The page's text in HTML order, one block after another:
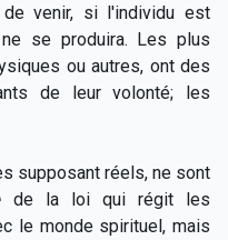
venir, si l'individu est
se produira. Les plus
ou autres, ont des
de leur volonté; les
supposant réels, ne sont
de la loi qui régit les
le monde spirituel, mais